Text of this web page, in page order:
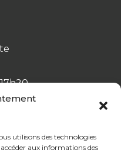
utilisons des technologies
aux informations des